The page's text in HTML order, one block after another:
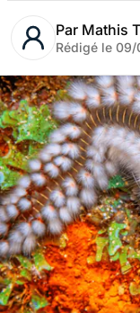
Par Mathis
Rédigé le 09/